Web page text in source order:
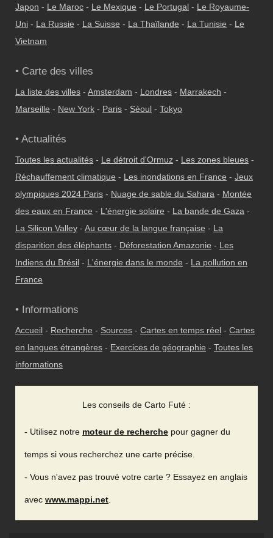
Japon - Le Maroc - Le Mexique - Le Portugal - Le Royaume-
Uni - La Russie - La Suisse - La Thaïlande - La Tunisie - Le
Vietnam
• Carte des villes
La liste des villes - Amsterdam - Londres - Marrakech -
Marseille - New York - Paris - Séoul - Tokyo
• Actualités
Toutes les actualités - Le détroit d'Ormuz - Les zones bleues -
Réchauffement climatique - Les inondations en France - Jeux
olympiques 2024 Paris - Nuage de sable du Sahara - Montée
des eaux en France - L'énergie solaire - La bande de Gaza -
La Silicon Valley - Au cœur de la langue française - La
disparition des éléphants - Déforestation Amazonie - Les
Indiens du Brésil - L'énergie dans le monde - La pollution en
France
• Informations
Accueil - Recherche - Sources - Cartes en temps réel - Cartes
en langues étrangères - Exercices de géographie - Toutes les
informations
Les conseils de Carto Futé :
- Utilisez notre moteur de recherche pour gagner du
temps si vous recherchez une carte précise.
- Vous n'avez pas trouvé votre carte ? Essayez en anglais
avec www.mappi.net